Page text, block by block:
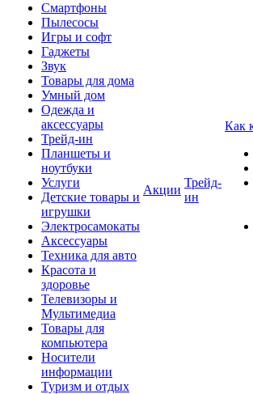
Смартфоны
Пылесосы
Игры и софт
Гаджеты
Звук
Товары для дома
Умный дом
Одежда и
аксессуары
Трейд-ин
Планшеты и
ноутбуки
Услуги
Детские товары и
игрушки
Электросамокаты
Аксессуары
Техника для авто
Красота и
здоровье
Телевизоры и
Мультимедиа
Товары для
компьютера
Носители
информации
Туризм и отдых
Акции
Трейд-
ин
Как